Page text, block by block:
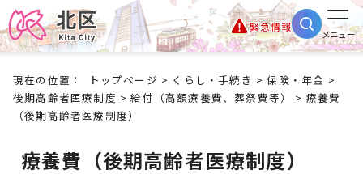
緊急情報
メニュー
現在の位置： トップページ > くらし・手続き >保険・年金 >
後期高齢者医療制度 >給付（高額療養費、葬祭費等）
> 療養費
（後期高齢者医療制度）
療養費（後期高齢者医療制度）